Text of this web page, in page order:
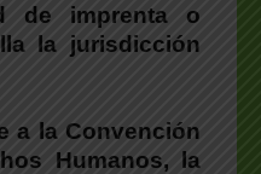
de imprenta o
la jurisdicción
a la Convención
Humanos, la